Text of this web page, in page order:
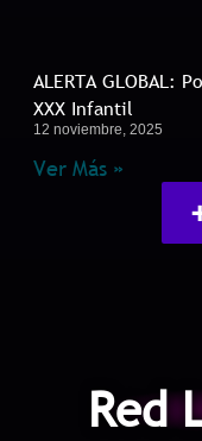
ALERTA GLOBAL:
XXX Infantil
12 noviembre, 2025
Ver Más »
Red